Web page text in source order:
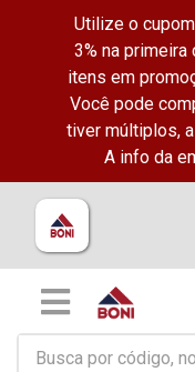
Utilize o
3% na
itens em
Você pode
tiver múltiplos,
A info da